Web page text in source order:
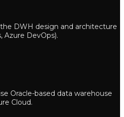
DWH design and architecture
Azure DevOps).
Oracle-based data warehouse
Cloud.